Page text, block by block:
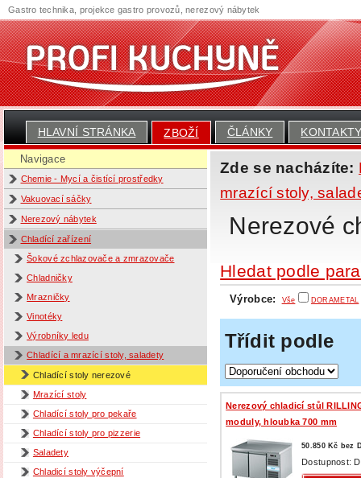
HLAVNÍ STRÁNKA ZBOŽÍ ČLÁNKY
Navigace
Chemie - Mycí a čistící prostředky
Vakuovací sáčky
Nerezový nábytek
Chladící zařízení
Šokové zchlazovače a zmrazovače
Chladničky
Mrazničky
Vinotéky
Výrobníky ledu
Chladící a mrazící stoly, saladety
Chladící stoly nerezové
Mrazící stoly
Chladící stoly pro pekaře
Chladící stoly pro pizzerie
Saladety
Chladicí stoly výčepní
Zde se nacházíte:
mrazící stoly,
Nerezové
Hledat podle
Výrobce: Vše DORAMETAL
Třídit podle
Nerezový chladicí stůl
moduly, hloubka 700 mm
50.850 Kč bez
Dostupnost:
Gastro technika, projekce gastro provozů, nerezový nábytek